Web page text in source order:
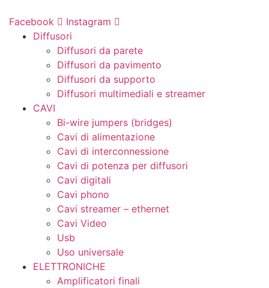
contenuto
Facebook
Instagram
Diffusori
Diffusori da parete
Diffusori da pavimento
Diffusori da supporto
Diffusori multimediali e streamer
CAVI
Bi-wire jumpers (bridges)
Cavi di alimentazione
Cavi di interconnessione
Cavi di potenza per diffusori
Cavi digitali
Cavi phono
Cavi streamer – ethernet
Cavi Video
Usb
Uso universale
ELETTRONICHE
Amplificatori finali